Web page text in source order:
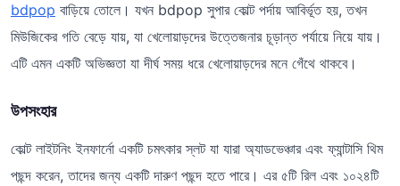
bdpop বাড়িয়ে তোলে। যখন bdpop সুপার কোল্ট পর্দায় আবির্ভূত হয়, তখন
মিউজিকের গতি বেড়ে যায়, যা খেলোয়াড়দের উত্তেজনার চূড়ান্ত পর্যায়ে নিয়ে যায়।
এটি এমন একটি অভিজ্ঞতা যা দীর্ঘ সময় ধরে খেলোয়াড়দের মনে গেঁথে থাকবে।
উপসংহার
কোল্ট লাইটনিং ইনফার্নো একটি চমৎকার স্লট যা যারা অ্যাডভেঞ্চার এবং ফ্যান্টাসি থিম
পছন্দ করেন, তাদের জন্য একটি দারুণ পছন্দ হতে পারে। এর ৫টি রিল এবং ১০২৪টি